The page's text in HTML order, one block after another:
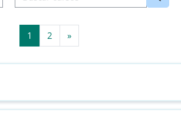
1 Página 1
2Página 2
»Siguiente página